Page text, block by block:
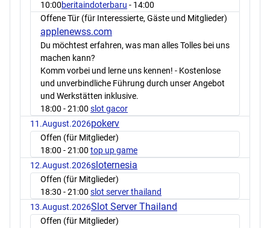
10:00beritaindoterbaru - 14:00
Offene Tür (für Interessierte, Gäste und Mitglieder)
applenewss.com
Du möchtest erfahren, was man alles Tolles bei uns
machen kann?
Komm vorbei und lerne uns kennen! - Kostenlose
und unverbindliche Führung durch unser Angebot
und Werkstätten inklusive.
18:00 - 21:00 slot gacor
11.August.2026pokerv
Offen (für Mitglieder)
18:00 - 21:00 top up game
12.August.2026sloternesia
Offen (für Mitglieder)
18:30 - 21:00 slot server thailand
13.August.2026Slot Server Thailand
Offen (für Mitglieder)